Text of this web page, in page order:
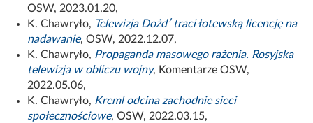
OSW, 2023.01.20,
K. Chawryło, Telewizja Dożdʹ traci łotewską licencję na
nadawanie, OSW, 2022.12.07,
K. Chawryło, Propaganda masowego rażenia. Rosyjska
telewizja w obliczu wojny, Komentarze OSW,
2022.05.06,
K. Chawryło, Kreml odcina zachodnie sieci
społecznościowe, OSW, 2022.03.15,